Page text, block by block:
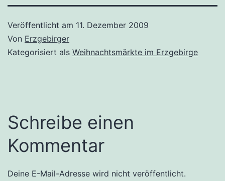
Veröffentlicht am 11. Dezember 2009
Von Erzgebirger
Kategorisiert als Weihnachtsmärkte im Erzgebirge
Schreibe einen
Kommentar
Deine E-Mail-Adresse wird nicht veröffentlicht.